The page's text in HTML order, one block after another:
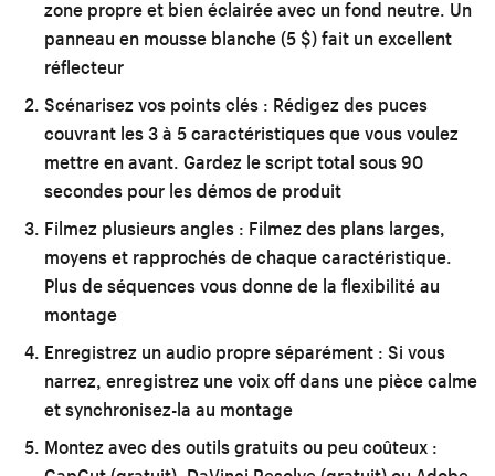
zone propre et bien éclairée avec un fond neutre. Un
panneau en mousse blanche (5 $) fait un excellent
réflecteur
Scénarisez vos points clés : Rédigez des puces
couvrant les 3 à 5 caractéristiques que vous voulez
mettre en avant. Gardez le script total sous 90
secondes pour les démos de produit
Filmez plusieurs angles : Filmez des plans larges,
moyens et rapprochés de chaque caractéristique.
Plus de séquences vous donne de la flexibilité au
montage
Enregistrez un audio propre séparément : Si vous
narrez, enregistrez une voix off dans une pièce calme
et synchronisez-la au montage
Montez avec des outils gratuits ou peu coûteux :